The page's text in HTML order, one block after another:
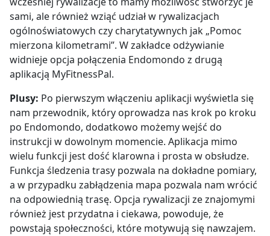
sami, ale również wziąć udział w rywalizacjach
ogólnoświatowych czy charytatywnych jak „Pomoc
mierzona kilometrami”. W zakładce odżywianie
widnieje opcja połączenia Endomondo z drugą
aplikacją MyFitnessPal.
Plusy: Po pierwszym włączeniu aplikacji wyświetla się
nam przewodnik, który oprowadza nas krok po kroku
po Endomondo, dodatkowo możemy wejść do
instrukcji w dowolnym momencie. Aplikacja mimo
wielu funkcji jest dość klarowna i prosta w obsłudze.
Funkcja śledzenia trasy pozwala na dokładne pomiary,
a w przypadku zabłądzenia mapa pozwala nam wrócić
na odpowiednią trasę. Opcja rywalizacji ze znajomymi
również jest przydatna i ciekawa, powoduje, że
powstają społeczności, które motywują się nawzajem.